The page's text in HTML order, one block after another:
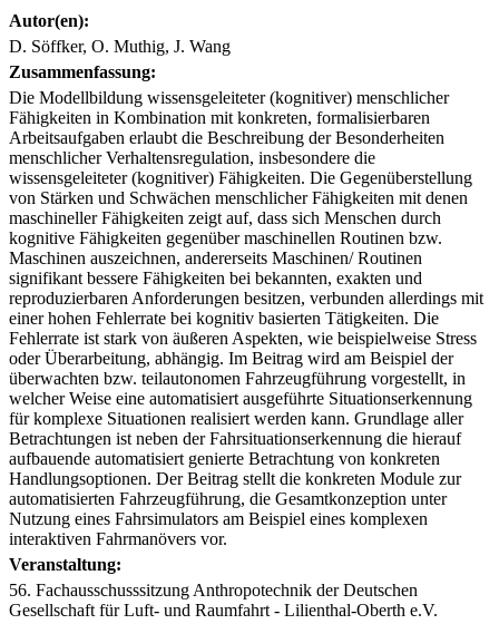
Autor(en):
D. Söffker, O. Muthig, J. Wang
Zusammenfassung:
Die Modellbildung wissensgeleiteter (kognitiver) menschlicher
Fähigkeiten in Kombination mit konkreten, formalisierbaren
Arbeitsaufgaben erlaubt die Beschreibung der Besonderheiten
menschlicher Verhaltensregulation, insbesondere die
wissensgeleiteter (kognitiver) Fähigkeiten. Die Gegenüberstellung
von Stärken und Schwächen menschlicher Fähigkeiten mit denen
maschineller Fähigkeiten zeigt auf, dass sich Menschen durch
kognitive Fähigkeiten gegenüber maschinellen Routinen bzw.
Maschinen auszeichnen, andererseits Maschinen/ Routinen
signifikant bessere Fähigkeiten bei bekannten, exakten und
reproduzierbaren Anforderungen besitzen, verbunden allerdings mit
einer hohen Fehlerrate bei kognitiv basierten Tätigkeiten. Die
Fehlerrate ist stark von äußeren Aspekten, wie beispielweise Stress
oder Überarbeitung, abhängig. Im Beitrag wird am Beispiel der
überwachten bzw. teilautonomen Fahrzeugführung vorgestellt, in
welcher Weise eine automatisiert ausgeführte Situationserkennung
für komplexe Situationen realisiert werden kann. Grundlage aller
Betrachtungen ist neben der Fahrsituationserkennung die hierauf
aufbauende automatisiert genierte Betrachtung von konkreten
Handlungsoptionen. Der Beitrag stellt die konkreten Module zur
automatisierten Fahrzeugführung, die Gesamtkonzeption unter
Nutzung eines Fahrsimulators am Beispiel eines komplexen
interaktiven Fahrmanövers vor.
Veranstaltung:
56. Fachausschusssitzung Anthropotechnik der Deutschen
Gesellschaft für Luft- und Raumfahrt - Lilienthal-Oberth e.V.